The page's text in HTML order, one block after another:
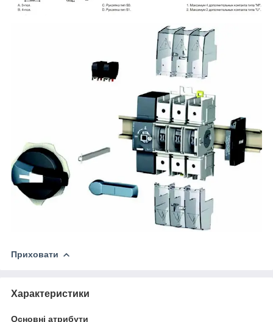
Приховати
Характеристики
Основні атрибути